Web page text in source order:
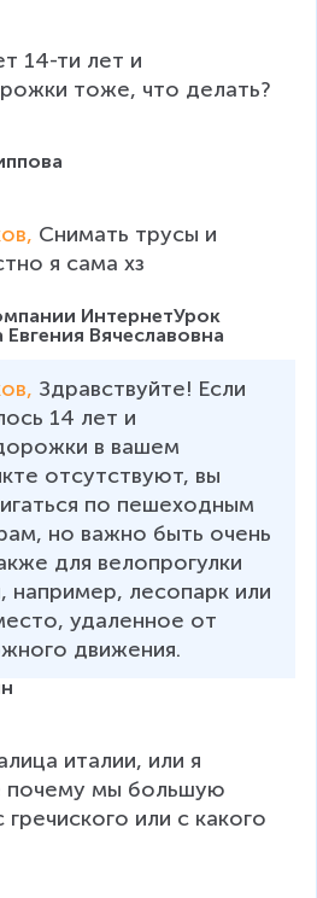
14-ти лет и
тоже, что делать?
Снимать трусы и
я сама хз
ИнтернетУрок
Вячеславовна
Здравствуйте! Если
14 лет и
в вашем
отсутствуют, вы
по пешеходным
но важно быть очень
для велопрогулки
лесопарк или
удаленное от
движения.
италии, или я
мы большую
гречиского или с какого